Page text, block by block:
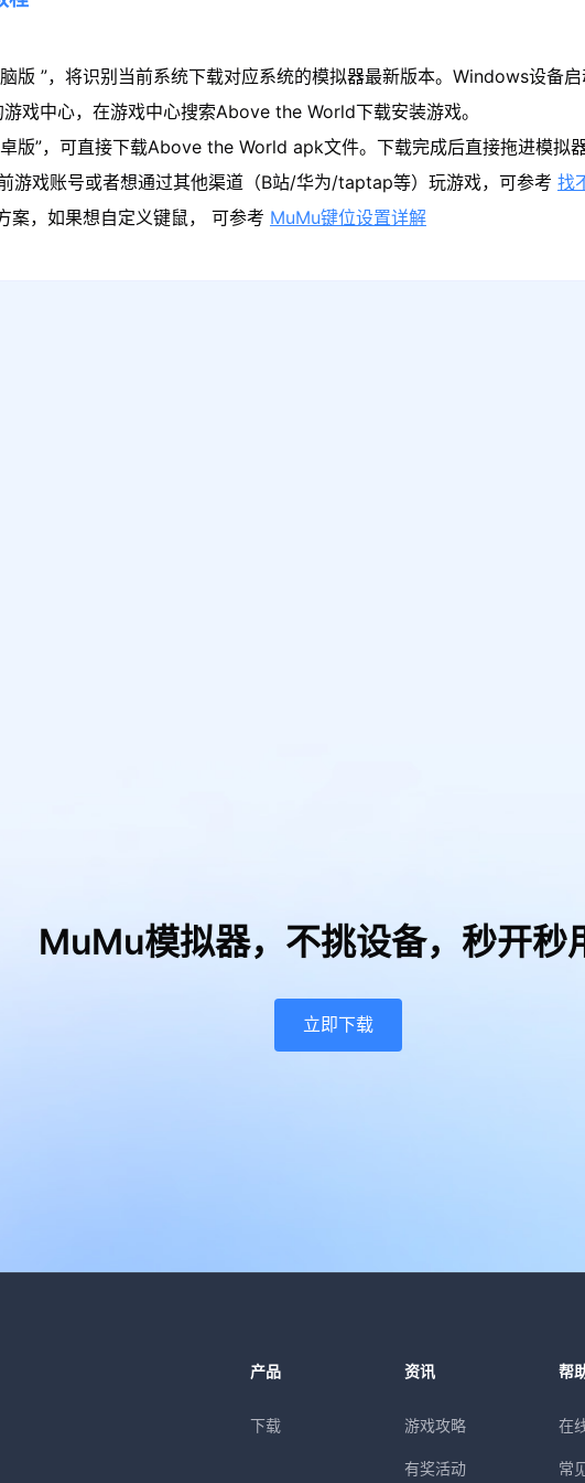
版 ”，将识别当前系统下载对应系统的模拟器最新版本。Windows设备
戏中心，在游戏中心搜索Above the World下载安装游戏。
版”，可直接下载Above the World apk文件。下载完成后直接拖进模拟
游戏账号或者想通过其他渠道（B站/华为/taptap等）玩游戏，可参考 找
案，如果想自定义键鼠， 可参考 MuMu键位设置详解
MuMu模拟器， 不挑设备，秒开秒
立即下载
产品
下载
资讯
游戏攻略
有奖活动
帮
在
常